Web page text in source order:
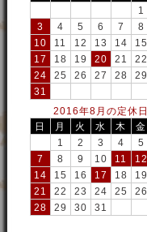
1
3
4 5 6 7 8
10
11 12 13 14 15
17
18 19 20 21 22
24
25 26 27 28 29
31
2016年8月の定休日
日
月 火 水 木 金
1
2 3 4 5
7
8 9 10 11 12
14
15 16 17 18 19
21
22 23 24 25 26
28
29 30 31